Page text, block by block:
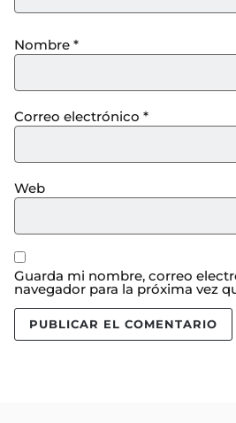
Nombre *
Correo electrónico *
Web
Guarda mi nombre, correo
navegador para la próxima vez